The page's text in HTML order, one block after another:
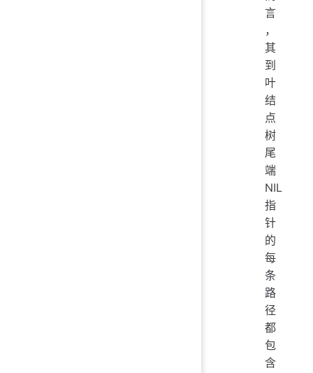
言
，
其
到
叶
结
点
树
尾
端
NIL
指
针
的
每
条
路
径
都
包
含